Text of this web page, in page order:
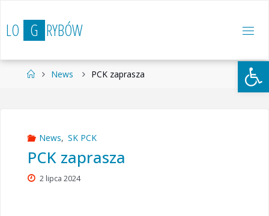
do
treści
LO G RYBÓW
StronaNews PCK zaprasza
News, SK PCK
PCK zaprasza
2 lipca 2024